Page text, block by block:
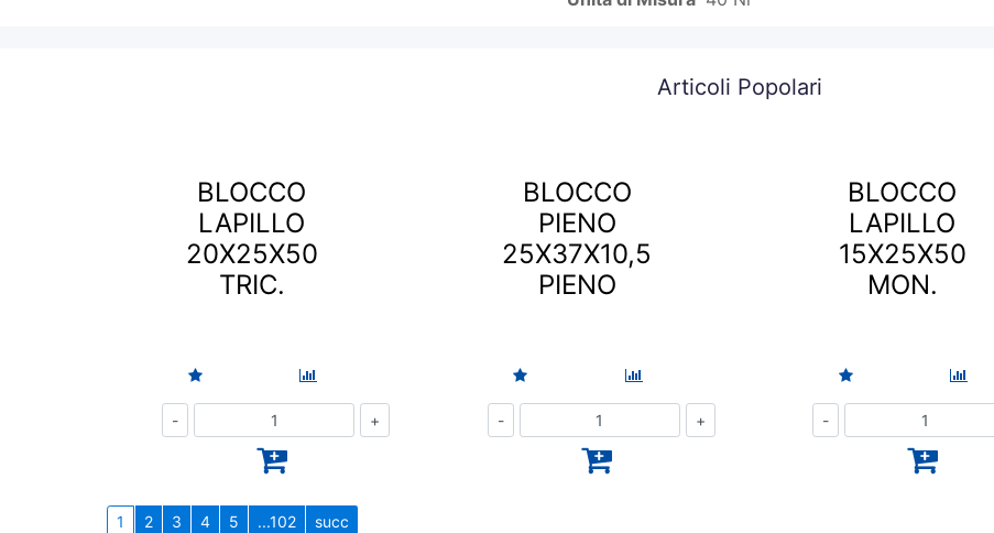
Articoli Popolari
BLOCCO
LAPILLO
20X25X50
TRIC.
BLOCCO
PIENO
25X37X10,5
PIENO
BLOCCO
LAPILLO
15X25X50
MON.
1 2 3 4 5 ...102 succ